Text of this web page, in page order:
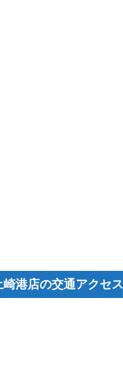
崎港店の交通アクセス